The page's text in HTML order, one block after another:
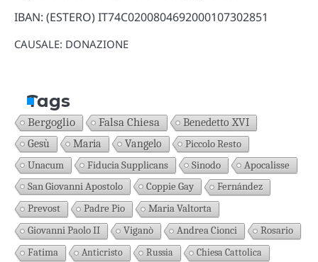
IBAN: (ESTERO) IT74C0200804692000107302851
CAUSALE: DONAZIONE
Tags
Bergoglio Falsa Chiesa Benedetto XVI
Gesù Maria Vangelo
Piccolo Resto
Unacum
Fiducia Supplicans Sinodo
Apocalisse
San Giovanni Apostolo
Coppie Gay
Fernández
Prevost
Padre Pio
Maria Valtorta
Giovanni Paolo II
Viganò Andrea Cionci
Rosario
Fatima
Anticristo Russia
Chiesa Cattolica